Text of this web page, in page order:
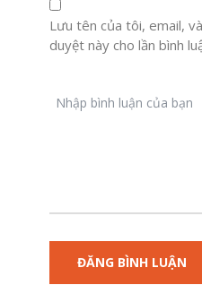
Lưu tên của tôi, email,
duyệt này cho lần bình